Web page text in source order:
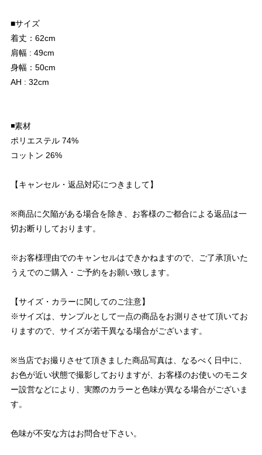
■サイズ
着丈：62cm
肩幅 : 49cm
身幅：50cm
AH : 32cm
◾️素材
ポリエステル 74%
コットン 26%
【キャンセル・返品対応につきまして】
※商品に欠陥がある場合を除き、お客様のご都合による返品は一
切お断りしております。
※お客様理由でのキャンセルはできかねますので、ご了承頂いた
うえでのご購入・ご予約をお願い致します。
【サイズ・カラーに関してのご注意】
※サイズは、サンプルとして一点の商品をお測りさせて頂いてお
りますので、サイズが若干異なる場合がございます。
※当店でお撮りさせて頂きました商品写真は、なるべく日中に、
お色が近い状態で撮影しておりますが、お客様のお使いのモニタ
ー設営などにより、実際のカラーと色味が異なる場合がございま
す。
色味が不安な方はお問合せ下さい。